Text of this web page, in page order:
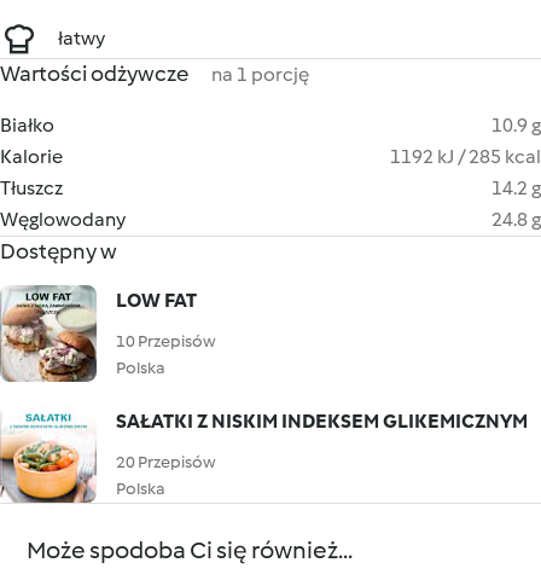
łatwy
Wartości odżywcze na 1 porcję
Białko
10.9 g
Kalorie
1192 kJ / 285 kcal
Tłuszcz
14.2 g
Węglowodany
24.8 g
Dostępny w
LOW FAT
10 Przepisów
Polska
SAŁATKI Z NISKIM INDEKSEM GLIKEMICZNYM
20 Przepisów
Polska
Może spodoba Ci się również...